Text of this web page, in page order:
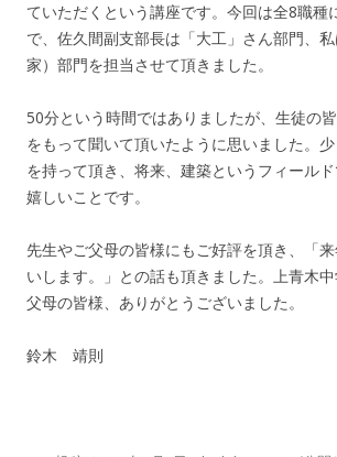
ていただくという講座です。今回は全8職種
で、佐久間副支部長は「大工」さん部門、
家）部門を担当させて頂きました。
50分という時間ではありましたが、生徒の
をもって聞いて頂いたように思いました。
を持って頂き、将来、建築というフィール
嬉しいことです。
先生やご父母の皆様にもご好評を頂き、「
いします。」との話も頂きました。上青木
父母の皆様、ありがとうございました。
鈴木 靖則